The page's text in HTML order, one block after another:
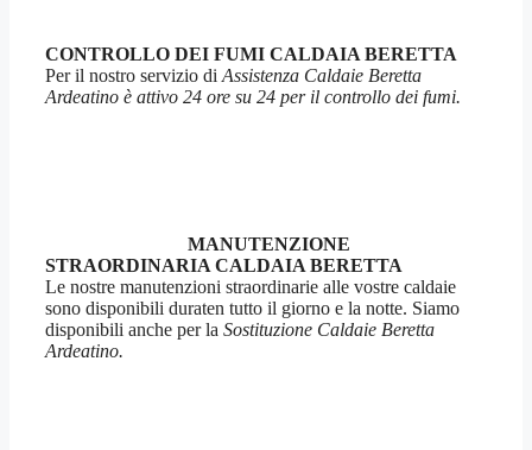
CONTROLLO DEI FUMI CALDAIA BERETTA
Per il nostro servizio di Assistenza Caldaie Beretta
Ardeatino è attivo 24 ore su 24 per il controllo dei fumi.
MANUTENZIONE
STRAORDINARIA CALDAIA BERETTA
Le nostre manutenzioni straordinarie alle vostre caldaie
sono disponibili duraten tutto il giorno e la notte. Siamo
disponibili anche per la Sostituzione Caldaie Beretta
Ardeatino.